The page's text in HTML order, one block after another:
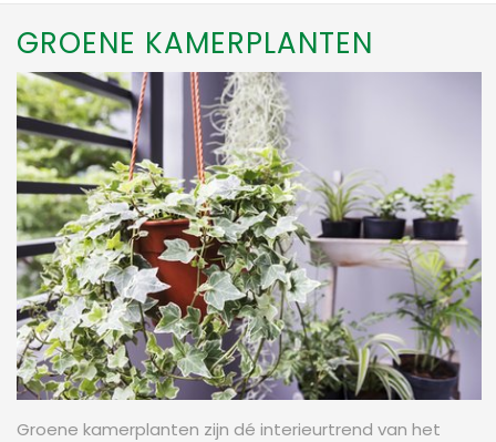
GROENE KAMERPLANTEN
Groene kamerplanten zijn dé interieurtrend van het